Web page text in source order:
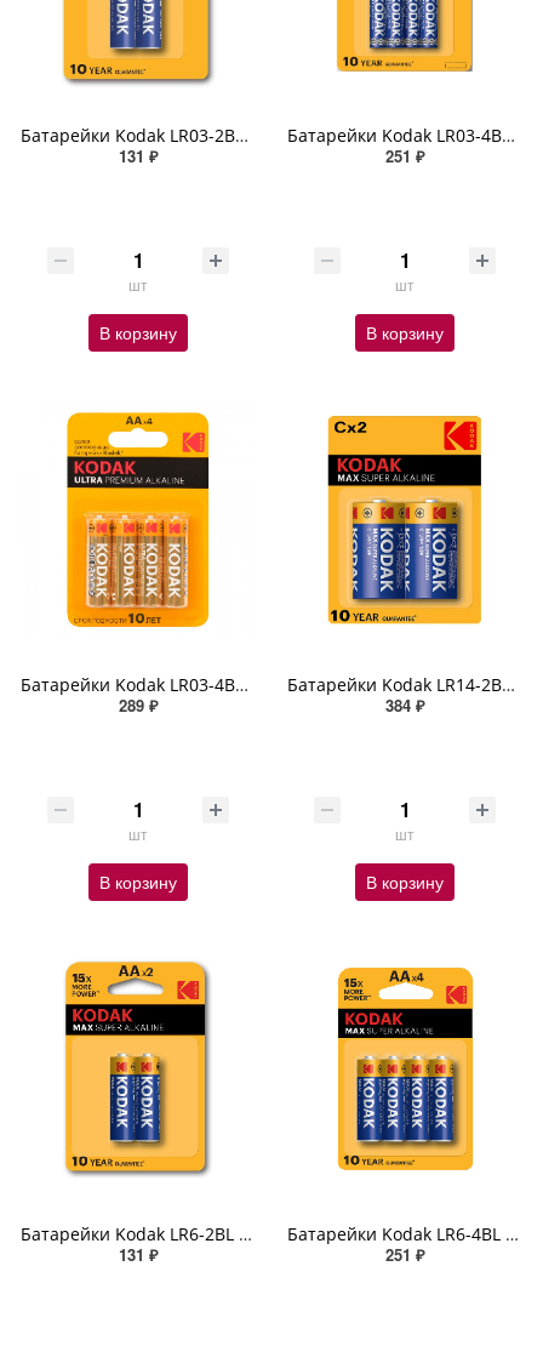
Батарейки Kodak LR03-2BL MAX SUPER Alkaline AAA-2шт.
131 ₽
шт
В корзину
Батарейки Kodak LR03-4BL MAX SUPER Alkaline AAA-4шт.
251 ₽
шт
В корзину
Батарейки Kodak LR03-4BL ULTRA PREMIUM Alkaline AAA-4шт.
289 ₽
шт
В корзину
Батарейки Kodak LR14-2BL MAX SUPER Alkaline C-2шт.
384 ₽
шт
В корзину
Батарейки Kodak LR6-2BL MAX SUPER Alkaline AA-2шт.
131 ₽
Батарейки Kodak LR6-4BL MAX SUPER Alkaline AA-4шт.
251 ₽